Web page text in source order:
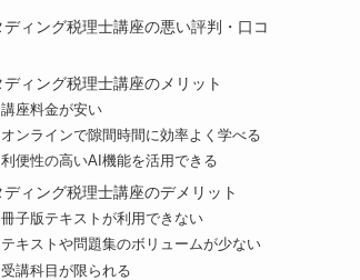
ディング税理士講座の悪い評判・口コ
ディング税理士講座のメリット
講座料金が安い
オンラインで隙間時間に効率よく学べる
利便性の高いAI機能を活用できる
ディング税理士講座のデメリット
冊子版テキストが利用できない
テキストや問題集のボリュームが少ない
受講科目が限られる